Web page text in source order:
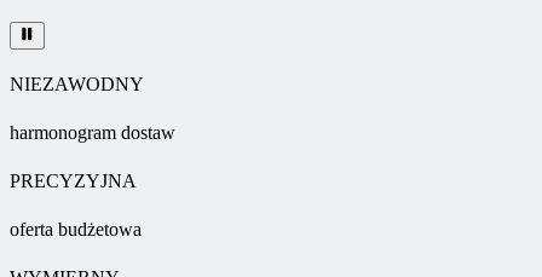
NIEZAWODNY
harmonogram dostaw
PRECYZYJNA
oferta budżetowa